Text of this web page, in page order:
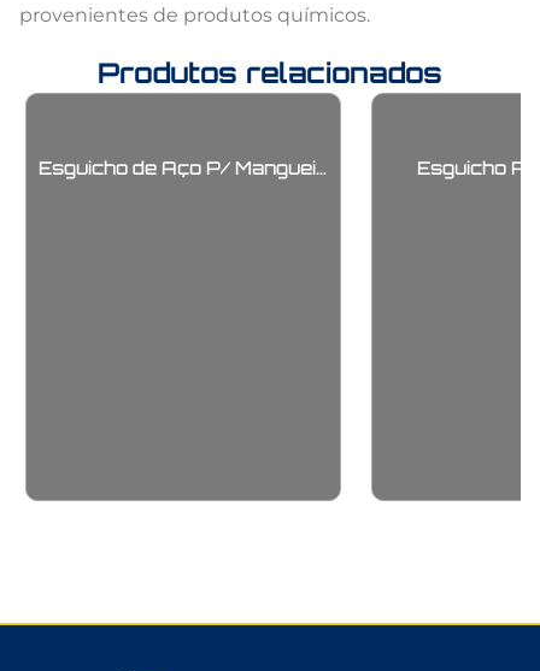
provenientes de produtos químicos.
Produtos relacionados
Esguicho de Aço P/ Mangueira Esguicho